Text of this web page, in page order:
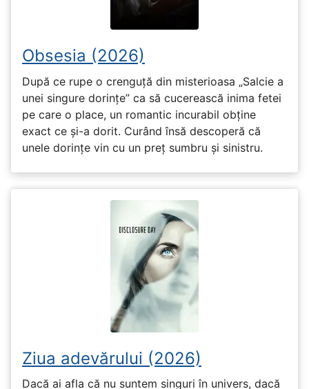
Obsesia (2026)
După ce rupe o crenguță din misterioasa „Salcie a
unei singure dorințe” ca să cucerească inima fetei
pe care o place, un romantic incurabil obține
exact ce și-a dorit. Curând însă descoperă că
unele dorințe vin cu un preț sumbru și sinistru.
Ziua adevărului (2026)
Dacă ai afla că nu suntem singuri în univers, dacă